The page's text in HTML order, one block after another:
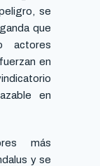
se
que
actores
en
en
más
y se